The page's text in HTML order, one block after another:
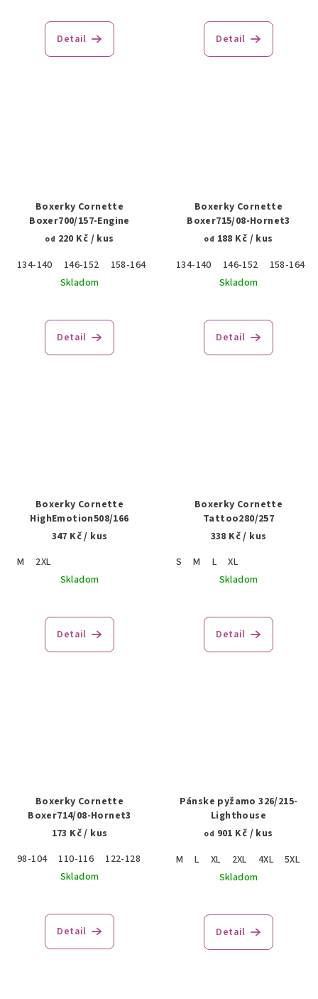
Detail Detail
Boxerky Cornette
Boxer700/157-Engine
od 220 Kč / kus
134-140
146-152 158-164
176
Skladom
Detail
Boxerky Cornette
Boxer715/08-Hornet3
od 188 Kč / kus
134-140
146-152 158-164
Skladom
Detail
Boxerky Cornette
HighEmotion508/166
347 Kč/ kus
M
2XL
Skladom
Detail
Boxerky Cornette
Tattoo280/257
338 Kč/ kus
S
M L
XL
Skladom
Detail
Boxerky Cornette
Boxer714/08-Hornet3
173 Kč/ kus
98-104
110-116
122-128
Skladom
Detail
Pánske pyžamo 326/215-
Lighthouse
od 901 Kč / kus
M
L XL 2XL 4XL
5XL
Skladom
Detail